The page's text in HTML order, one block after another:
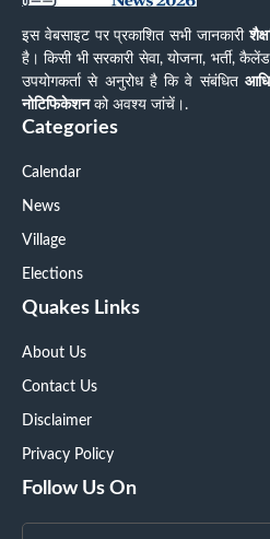
इस वेबसाइट पर प्रकाशित सभी जानकारी
है। किसी भी सरकारी सेवा, योजना, भर्ती,
उपयोगकर्ता से अनुरोध है कि वे संबंधित
नोटिफिकेशनको अवश्य जांचें।.
Categories
Calendar
News
Village
Elections
Quakes Links
About Us
Contact Us
Disclaimer
Privacy Policy
Follow Us On